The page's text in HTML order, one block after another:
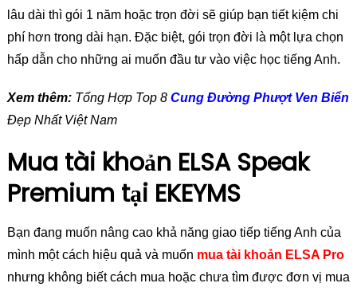
lâu dài thì gói 1 năm hoặc trọn đời sẽ giúp bạn tiết kiệm chi
phí hơn trong dài hạn. Đặc biệt, gói trọn đời là một lựa chọn
hấp dẫn cho những ai muốn đầu tư vào việc học tiếng Anh.
Xem thêm: Tổng Hợp Top 8 Cung Đường Phượt Ven Biển
Đẹp Nhất Việt Nam
Mua tài khoản ELSA Speak
Premium tại EKEYMS
Bạn đang muốn nâng cao khả năng giao tiếp tiếng Anh của
mình một cách hiệu quả và muốn mua tài khoản ELSA Pro
nhưng không biết cách mua hoặc chưa tìm được đơn vị mua